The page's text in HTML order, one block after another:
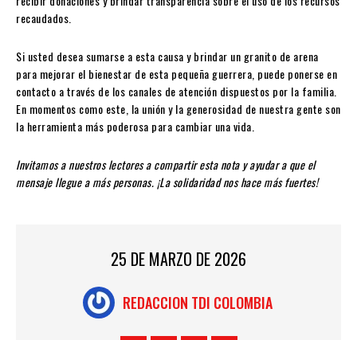
recaudados.
Si usted desea sumarse a esta causa y brindar un granito de arena
para mejorar el bienestar de esta pequeña guerrera, puede ponerse en
contacto a través de los canales de atención dispuestos por la familia.
En momentos como este, la unión y la generosidad de nuestra gente son
la herramienta más poderosa para cambiar una vida.
Invitamos a nuestros lectores a compartir esta nota y ayudar a que el
mensaje llegue a más personas. ¡La solidaridad nos hace más fuertes!
25 DE MARZO DE 2026
REDACCION TDI COLOMBIA